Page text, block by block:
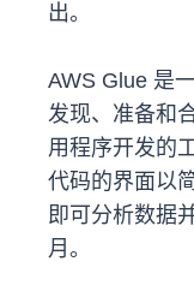
出。
AWS Glue 是
发现、准备和
用程序开发的
代码的界面以
即可分析数据
月。